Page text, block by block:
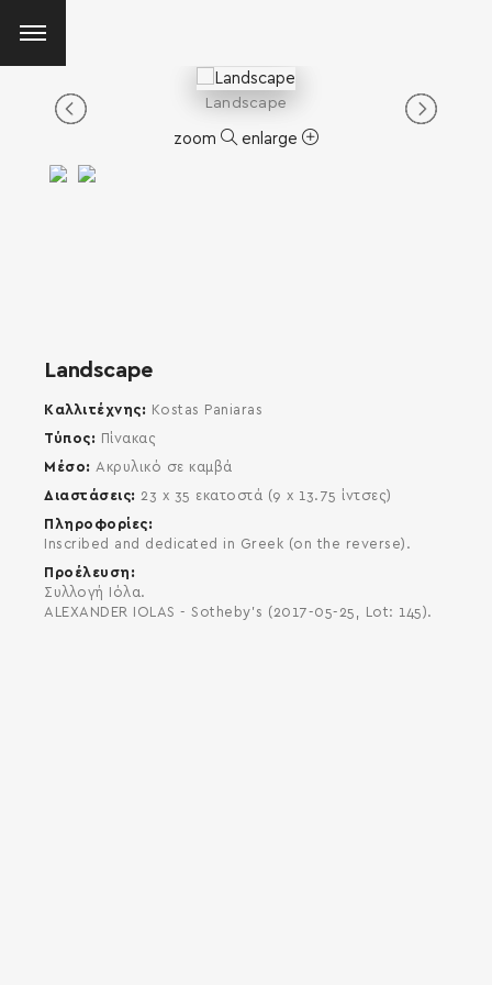
Landscape
zoom enlarge
Landscape
Καλλιτέχνης
Kostas Paniaras
Τύπος
Πίνακας
Μέσο
Ακρυλικό σε καμβά
Διαστάσεις
23 x 35 εκατοστά (9 x 13.75 ίντσες)
Πληροφορίες
Ιnscribed and dedicated in Greek (on the reverse).
Προέλευση
Συλλογή Ιόλα.
ALEXANDER IOLAS - Sotheby's (2017-05-25, Lot: 145).